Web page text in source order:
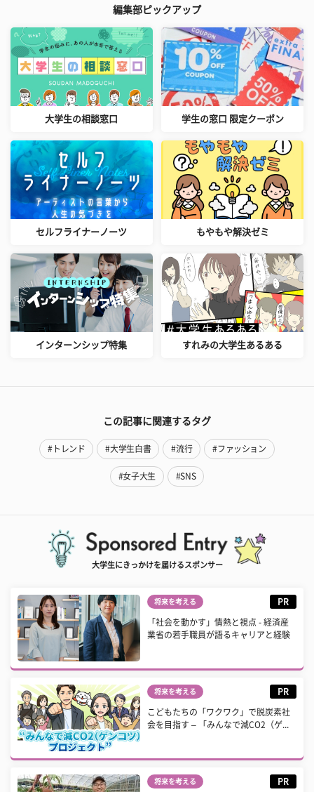
編集部ピックアップ
大学生の相談窓口 学生の窓口 限定クーポン
セルフライナーノーツ もやもや解決ゼミ
インターンシップ特集 すれみの大学生あるある
この記事に関連するタグ
#トレンド #大学生白書 #流行 #ファッション
#女子大生 #SNS
大学生にきっかけを届けるスポンサー
将来を考える PR
「社会を動かす」情熱と視点 - 経済産
業省の若手職員が語るキャリアと経験
将来を考える PR
こどもたちの「ワクワク」で脱炭素社
会を目指す – 「みんなで減CO2（ゲ...
将来を考える PR